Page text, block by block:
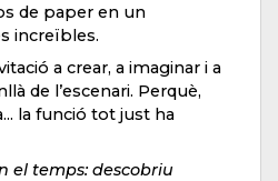
de paper en un
increïbles.
a crear, a imaginar i a
de l’escenari. Perquè,
la funció tot just ha
el temps: descobriu